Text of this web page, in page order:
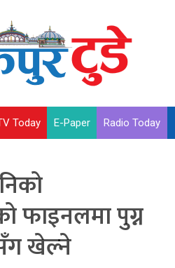
Today E-Paper Radio Today
फाइनलमा पुग्न
खेल्ने